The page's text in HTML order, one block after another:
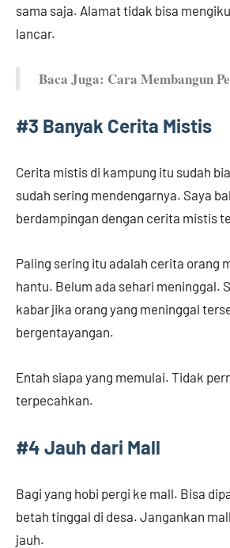
sama saja. Alamat tidak bisa
lancar.
Baca Juga: Cara Membangun
#3 Banyak Cerita Mistis
Cerita mistis di kampung itu sudah
sudah sering mendengarnya. Saya
berdampingan dengan cerita mistis
Paling sering itu adalah cerita orang
hantu. Belum ada sehari meninggal.
kabar jika orang yang meninggal
bergentayangan.
Entah siapa yang memulai. Tidak
terpecahkan.
#4 Jauh dari Mall
Bagi yang hobi pergi ke mall. Bisa
betah tinggal di desa. Jangankan
jauh.